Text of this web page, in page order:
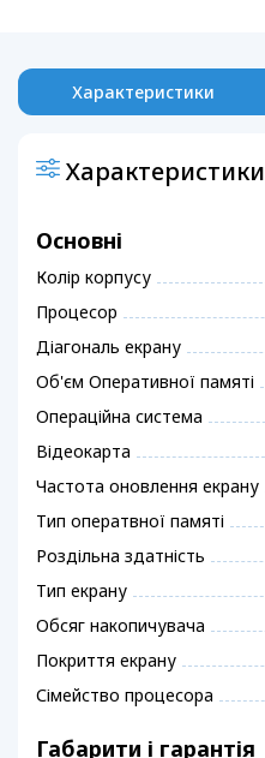
Характеристики
Характеристики
Основні
Колір корпусу
Процесор
Діагональ екрану
Об'єм Оперативної памяті
Операційна система
Відеокарта
Частота оновлення екрану
Тип оператвної памяті
Роздільна здатність
Тип екрану
Обсяг накопичувача
Покриття екрану
Сімейство процесора
Габарити і гарантія